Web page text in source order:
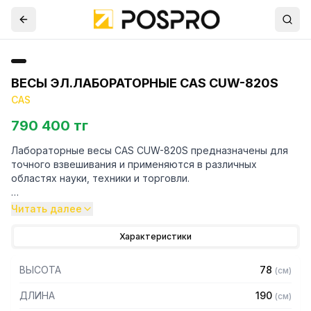
ВЕСЫ ЭЛ.ЛАБОРАТОРНЫЕ CAS CUW-820S
CAS
790 400 тг
Лабораторные весы CAS CUW-820S предназначены для
точного взвешивания и применяются в различных
областях науки, техники и торговли.
Особенности:
– Платформа изготовлена из нержавеющей стали
одинаковых деталей
– Режим суммирования показывает общий вес нескольких
взвешиваний
Читать далее
Характеристики
ВЫСОТА 78 (см)
ДЛИНА 190 (см)